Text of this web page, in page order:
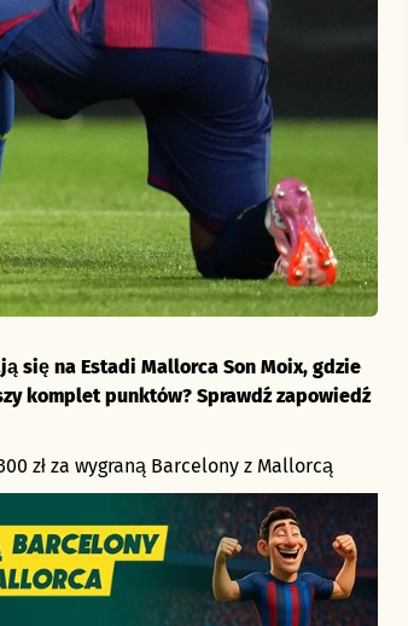
się na Estadi Mallorca Son Moix, gdzie
komplet punktów? Sprawdź zapowiedź
zł za wygraną Barcelony z Mallorcą